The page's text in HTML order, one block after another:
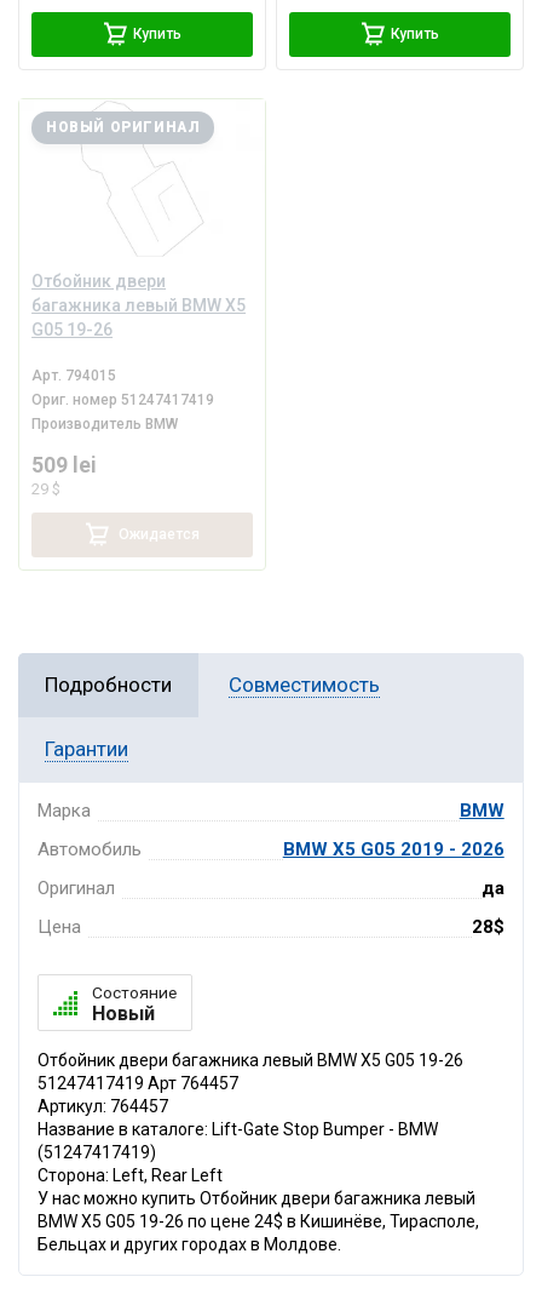
Купить Купить
Отбойник двери
багажника левый BMW X5
G05 19-26
НОВЫЙ ОРИГИНАЛ
Арт. 794015
Ориг. номер 51247417419
Производитель BMW
509 lei
29 $
Ожидается
Подробности Совместимость
Гарантии
Марка
BMW
Автомобиль
BMW X5 G05 2019 - 2026
Оригинал
да
Цена
28$
Состояние
Новый
Отбойник двери багажника левый BMW X5 G05 19-26
51247417419 Арт 764457
Артикул: 764457
Название в каталоге: Lift-Gate Stop Bumper - BMW
(51247417419)
Сторона: Left, Rear Left
У нас можно купить Отбойник двери багажника левый
BMW X5 G05 19-26 по цене 24$ в Кишинёве, Тирасполе,
Бельцах и других городах в Молдове.